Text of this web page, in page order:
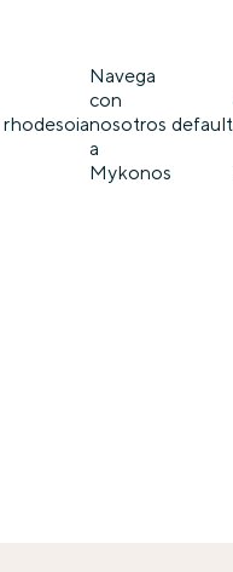
rhodesoia
Navega
con
nosotros
a
Mykonos
default